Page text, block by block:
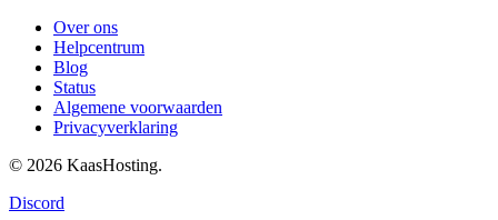
Over ons
Helpcentrum
Blog
Status
Algemene voorwaarden
Privacyverklaring
© 2026 KaasHosting.
Discord